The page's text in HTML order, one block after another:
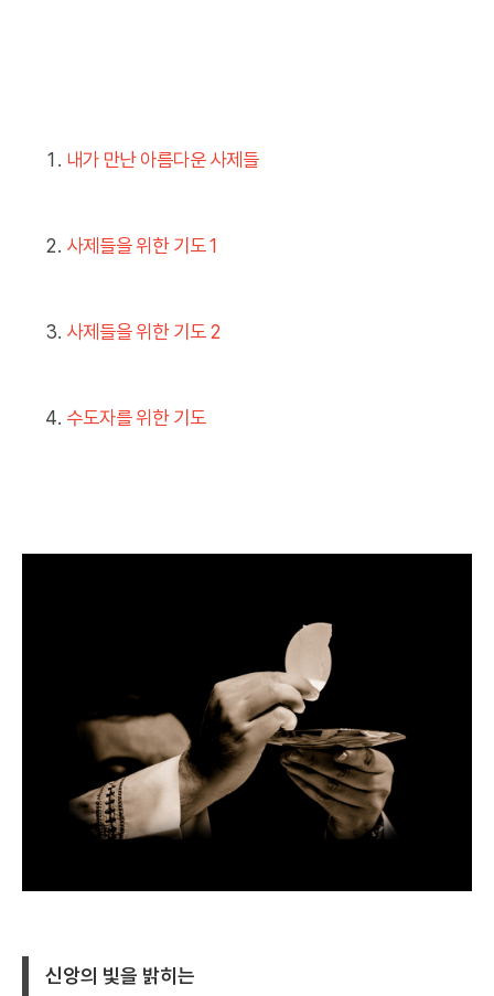
내가 만난 아름다운 사제들
사제들을 위한 기도 1
사제들을 위한 기도 2
수도자를 위한 기도
신앙의 빛을 밝히는